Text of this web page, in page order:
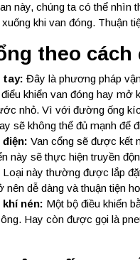
này, chúng ta có thể nhìn
khi van đóng. Thuận
theo cách
tay: Đây là phương pháp
khiển van đóng hay mở
nhỏ. Vì với đường ống
sẽ không thể đủ mạnh để
điện: Van cổng sẽ được kết
này sẽ thực hiện truyền
này thường được lắp
nên dễ dàng và thuận tiện
khí nén: Một bộ điều khiển
Hay còn được gọi là